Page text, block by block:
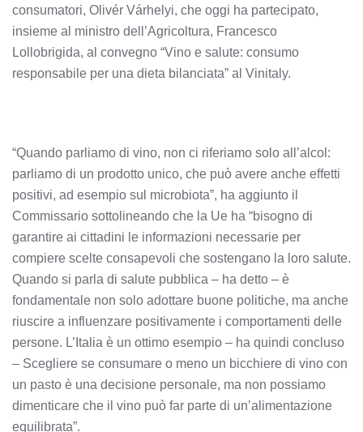
consumatori, Olivér Várhelyi, che oggi ha partecipato,
insieme al ministro dell’Agricoltura, Francesco
Lollobrigida, al convegno “Vino e salute: consumo
responsabile per una dieta bilanciata” al Vinitaly.
“Quando parliamo di vino, non ci riferiamo solo all’alcol:
parliamo di un prodotto unico, che può avere anche effetti
positivi, ad esempio sul microbiota”, ha aggiunto il
Commissario sottolineando che la Ue ha “bisogno di
garantire ai cittadini le informazioni necessarie per
compiere scelte consapevoli che sostengano la loro salute.
Quando si parla di salute pubblica – ha detto – è
fondamentale non solo adottare buone politiche, ma anche
riuscire a influenzare positivamente i comportamenti delle
persone. L’Italia è un ottimo esempio – ha quindi concluso
– Scegliere se consumare o meno un bicchiere di vino con
un pasto è una decisione personale, ma non possiamo
dimenticare che il vino può far parte di un’alimentazione
equilibrata”.